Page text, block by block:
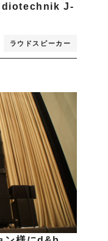
J-
ラウドスピーカー